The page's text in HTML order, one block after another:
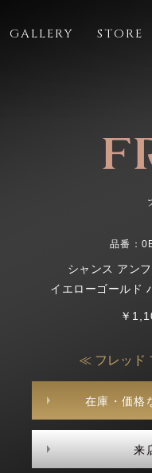
GALLERY STORE
品番：
シャンス アン
イエローゴールド
￥
≪ フレッド
在庫・価格
来